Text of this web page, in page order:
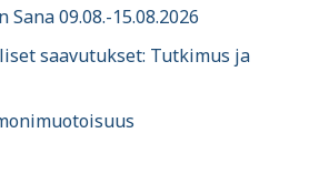
09.08.-15.08.2026
saavutukset: Tutkimus ja